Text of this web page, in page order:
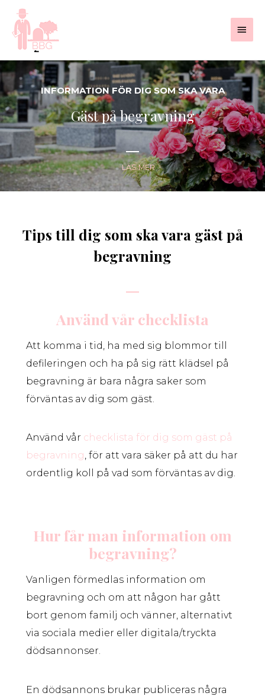
content
Main
INFORMATION FÖR DIG SOM SKA VARA
Gäst på begravning
LÄS MER
Tips till dig som ska vara gäst på
begravning
Använd vår checklista
Att komma i tid, ha med sig blommor till
defileringen och ha på sig rätt klädsel på
begravning är bara några saker som
förväntas av dig som gäst.
Använd vår checklista för dig som gäst på
begravning, för att vara säker på att du har
ordentlig koll på vad som förväntas av dig.
Hur får man information om
begravning?
Vanligen förmedlas information om
begravning och om att någon har gått
bort genom familj och vänner, alternativt
via sociala medier eller digitala/tryckta
dödsannonser.
En dödsannons brukar publiceras några